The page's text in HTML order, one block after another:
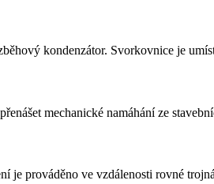
kondenzátor. Svorkovnice je
mechanické namáhání ze
je prováděno ve vzdálenosti rovné